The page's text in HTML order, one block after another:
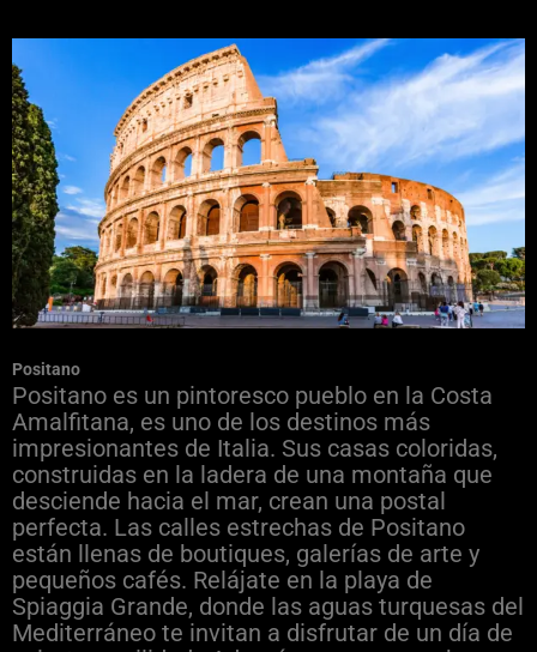
Positano
Positano es un pintoresco pueblo en la Costa
Amalfitana, es uno de los destinos más
impresionantes de Italia. Sus casas coloridas,
construidas en la ladera de una montaña que
desciende hacia el mar, crean una postal
perfecta. Las calles estrechas de Positano
están llenas de boutiques, galerías de arte y
pequeños cafés. Relájate en la playa de
Spiaggia Grande, donde las aguas turquesas del
Mediterráneo te invitan a disfrutar de un día de